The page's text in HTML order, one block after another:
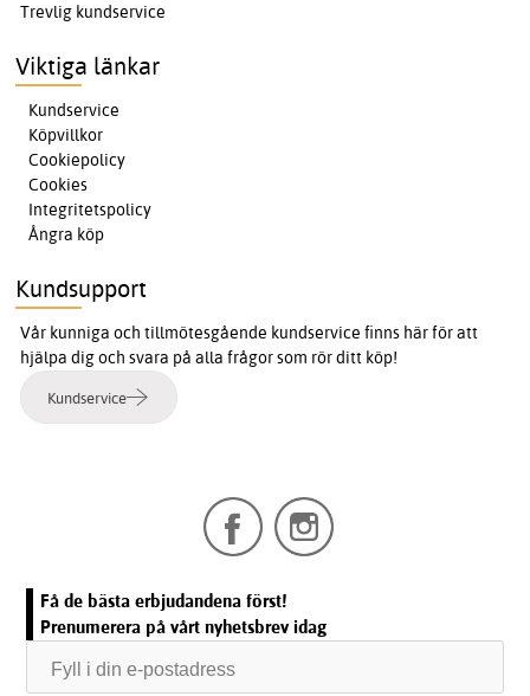
Trevlig kundservice
Viktiga länkar
Kundservice
Köpvillkor
Cookiepolicy
Cookies
Integritetspolicy
Ångra köp
Kundsupport
Vår kunniga och tillmötesgående kundservice finns här för att
hjälpa dig och svara på alla frågor som rör ditt köp!
Kundservice
Få de bästa erbjudandena först!
Prenumerera på vårt nyhetsbrev idag